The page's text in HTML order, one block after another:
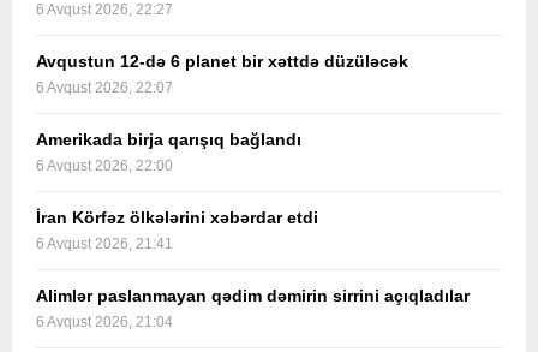
6 Avqust 2026, 22:27
Avqustun 12-də 6 planet bir xəttdə düzüləcək
6 Avqust 2026, 22:07
Amerikada birja qarışıq bağlandı
6 Avqust 2026, 22:00
İran Körfəz ölkələrini xəbərdar etdi
6 Avqust 2026, 21:41
Alimlər paslanmayan qədim dəmirin sirrini açıqladılar
6 Avqust 2026, 21:04